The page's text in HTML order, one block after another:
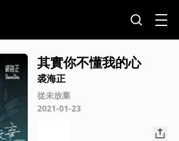
其實你不懂我的心
裘海正
從未放棄
2021-01-23